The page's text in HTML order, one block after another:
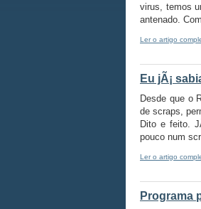
virus, temos
antenado.
Ler o artigo
Eu jÃ¡
Desde que o
de scraps,
Dito e feito.
pouco num
Ler o artigo
Programa